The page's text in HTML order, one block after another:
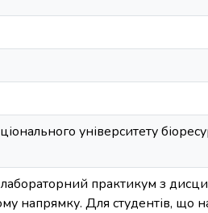
університету
практикум з
напрямку. Для студентів, що